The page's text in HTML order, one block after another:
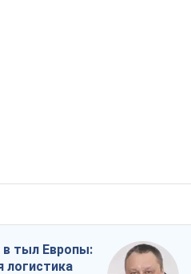
в тыл Европы:
логистика